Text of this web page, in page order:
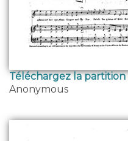
Téléchargez la partition
Anonymous